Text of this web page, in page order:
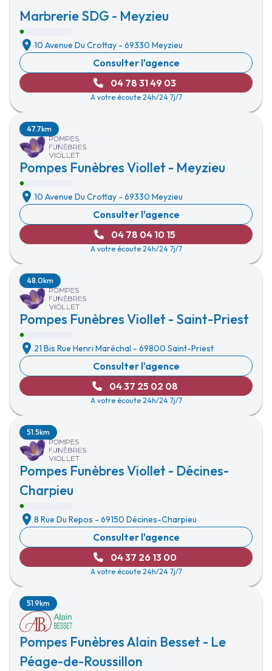
Marbrerie SDG - Meyzieu
10 Avenue Du Crottay - 69330 Meyzieu
Consulter l'agence
04 78 31 49 03
A votre écoute 24h/24 7j/7
Pompes Funèbres Viollet - Meyzieu
47.7km
10 Avenue Du Crottay - 69330 Meyzieu
Consulter l'agence
04 78 04 10 15
A votre écoute 24h/24 7j/7
Pompes Funèbres Viollet - Saint-Priest
48.0km
21 Bis Rue Henri Maréchal - 69800 Saint-Priest
Consulter l'agence
04 37 25 02 08
A votre écoute 24h/24 7j/7
Pompes Funèbres Viollet - Décines-
Charpieu
51.5km
8 Rue Du Repos - 69150 Décines-Charpieu
Consulter l'agence
04 37 26 13 00
A votre écoute 24h/24 7j/7
Pompes Funèbres Alain Besset - Le
Péage-de-Roussillon
51.9km